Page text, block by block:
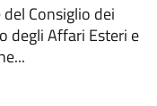
Consiglio dei
degli Affari Esteri e